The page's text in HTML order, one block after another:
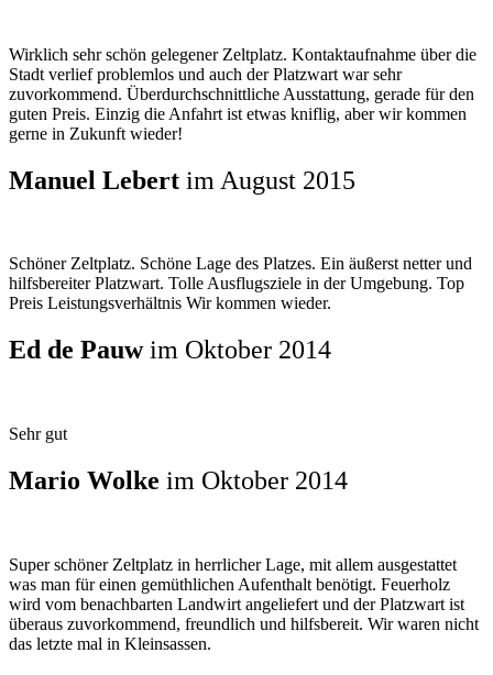
Wirklich sehr schön gelegener Zeltplatz. Kontaktaufnahme über die
Stadt verlief problemlos und auch der Platzwart war sehr
zuvorkommend. Überdurchschnittliche Ausstattung, gerade für den
guten Preis. Einzig die Anfahrt ist etwas kniflig, aber wir kommen
gerne in Zukunft wieder!
Manuel Lebert im August 2015
Schöner Zeltplatz. Schöne Lage des Platzes. Ein äußerst netter und
hilfsbereiter Platzwart. Tolle Ausflugsziele in der Umgebung. Top
Preis Leistungsverhältnis Wir kommen wieder.
Ed de Pauwim Oktober 2014
Sehr gut
Mario Wolke im Oktober 2014
Super schöner Zeltplatz in herrlicher Lage, mit allem ausgestattet
was man für einen gemüthlichen Aufenthalt benötigt. Feuerholz
wird vom benachbarten Landwirt angeliefert und der Platzwart ist
überaus zuvorkommend, freundlich und hilfsbereit. Wir waren nicht
das letzte mal in Kleinsassen.